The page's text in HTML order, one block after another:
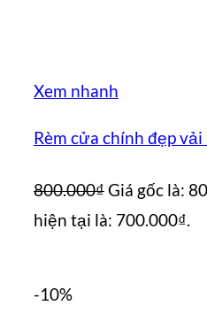
Xem nhanh
Rèm cửa chính đẹp
800.000₫Giá gốc là:
hiện tại là: 700.000₫.
-10%